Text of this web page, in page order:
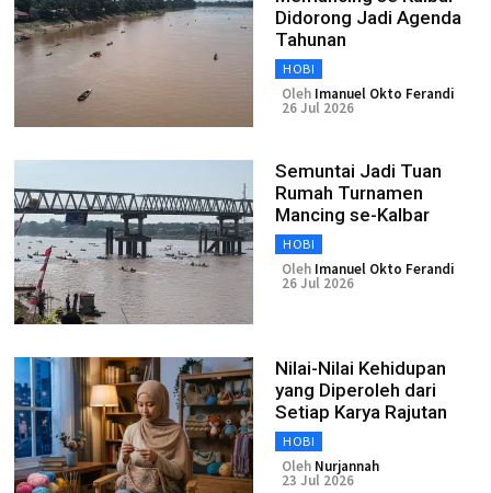
Didorong Jadi Agenda
Tahunan
HOBI
Oleh Imanuel Okto Ferandi
26 Jul 2026
Semuntai Jadi Tuan
Rumah Turnamen
Mancing se-Kalbar
HOBI
Oleh Imanuel Okto Ferandi
26 Jul 2026
Nilai-Nilai Kehidupan
yang Diperoleh dari
Setiap Karya Rajutan
HOBI
Oleh Nurjannah
23 Jul 2026